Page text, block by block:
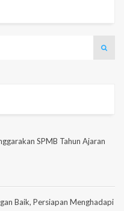
SPMB Tahun Ajaran
Baik, Persiapan Menghadapi